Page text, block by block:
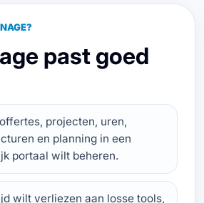
past goed
projecten, uren,
en planning in een
portaal wilt beheren.
wilt verliezen aan losse tools,